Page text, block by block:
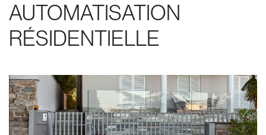
AUTOMATISATION
RÉSIDENTIELLE